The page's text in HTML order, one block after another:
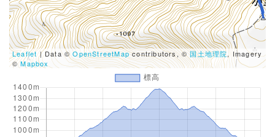
Leaflet| Data ©OpenStreetMapcontributors, ©国土地理院, Imagery
©Mapbox